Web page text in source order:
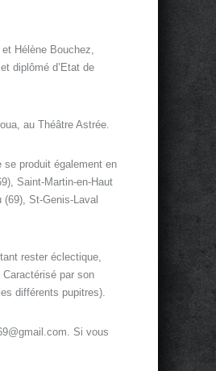
Hélène Bouchez,
et diplômé d’Etat de
au Théâtre Astrée.
se produit également en
Saint-Martin-en-Haut
St-Genis-Laval
rester éclectique,
. Caractérisé par son
différents pupitres).
Si vous